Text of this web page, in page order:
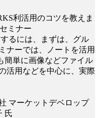
利活用のコツを教えま
ミナー
るには、まずは、グル
ナーでは、ノートを活用
簡単に画像などファイル
活用などを中心に、実際
マーケットデベロップ
氏